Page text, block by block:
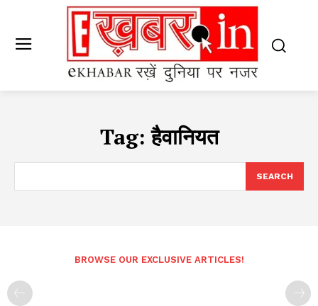
Tag:हैवानियत
SEARCH
BROWSE OUR EXCLUSIVE ARTICLES!